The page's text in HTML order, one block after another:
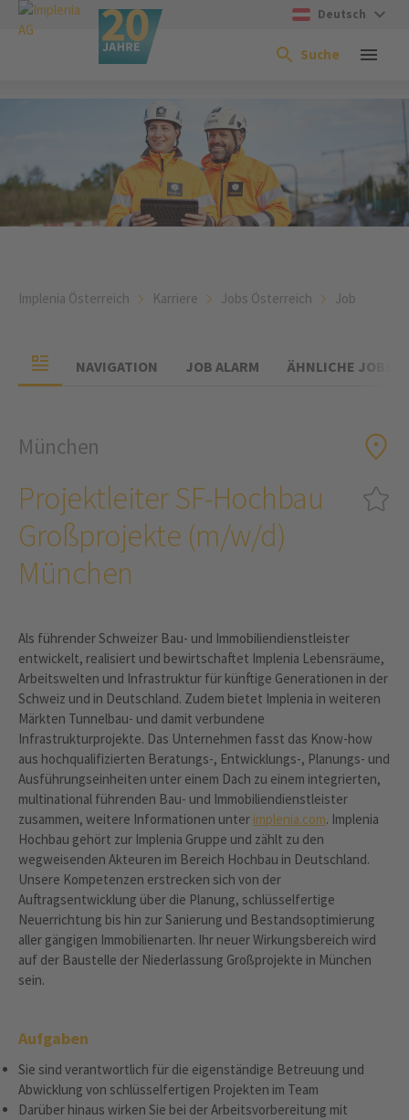
Deutsch
Suche
Implenia Österreich Karriere Jobs Österreich Job
NAVIGATION JOB ALARM ÄHNLICHE JOBS
München
Projektleiter SF-Hochbau
Großprojekte (m/w/d)
München
Als führender Schweizer Bau- und Immobiliendienstleister
entwickelt, realisiert und bewirtschaftet Implenia Lebensräume,
Arbeitswelten und Infrastruktur für künftige Generationen in der
Schweiz und in Deutschland. Zudem bietet Implenia in weiteren
Märkten Tunnelbau- und damit verbundene
Infrastrukturprojekte. Das Unternehmen fasst das Know-how
aus hochqualifizierten Beratungs-, Entwicklungs-, Planungs- und
Ausführungseinheiten unter einem Dach zu einem integrierten,
multinational führenden Bau- und Immobiliendienstleister
zusammen, weitere Informationen unter implenia.com. Implenia
Hochbau gehört zur Implenia Gruppe und zählt zu den
wegweisenden Akteuren im Bereich Hochbau in Deutschland.
Unsere Kompetenzen erstrecken sich von der
Auftragsentwicklung über die Planung, schlüsselfertige
Neuerrichtung bis hin zur Sanierung und Bestandsoptimierung
aller gängigen Immobilienarten. Ihr neuer Wirkungsbereich wird
auf der Baustelle der Niederlassung Großprojekte in München
sein.
Aufgaben
Sie sind verantwortlich für die eigenständige Betreuung und
Abwicklung von schlüsselfertigen Projekten im Team
Darüber hinaus wirken Sie bei der Arbeitsvorbereitung mit